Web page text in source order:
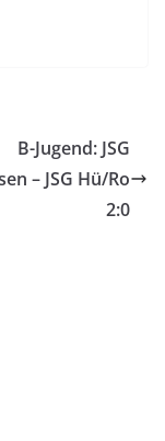
B-Jugend: JSG
– JSG Hü/Ro
2:0